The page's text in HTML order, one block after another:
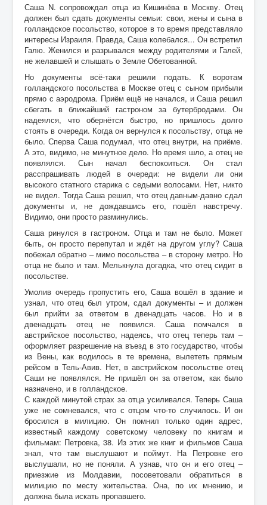
Старо-Улановичское кладбище
Местечко Колышки, старинное еврейское
кладбище
Саша N. сопровождал отца из Кишинёва в Москву. Отец
должен был сдать документы семьи: свои, жены и сына в
голландское посольство, которое в то время представляло
интересы Израиля. Правда, Саша колебался... Он встретил
Галю. Женился и разрывался между родителями и Галей,
не желавшей и слышать о Земле Обетованной.
Но документы всё-таки решили подать. К воротам
голландского посольства в Москве отец с сыном прибыли
прямо с аэродрома. Приём ещё не начался, и Саша решил
сбегать в ближайший гастроном за бутербродами. Он
надеялся, что обернётся быстро, но пришлось долго
стоять в очереди. Когда он вернулся к посольству, отца не
было. Сперва Саша подумал, что отец внутри, на приёме.
А это, видимо, не минутное дело. Но время шло, а отец не
появлялся. Сын начал беспокоиться. Он стал
расспрашивать людей в очереди: не видели ли они
высокого статного старика с седыми волосами. Нет, никто
не видел. Тогда Саша решил, что отец давным-давно сдал
документы и, не дождавшись его, пошёл навстречу.
Видимо, они просто разминулись.
Саша ринулся в гастроном. Отца и там не было. Может
быть, он просто перепутал и ждёт на другом углу? Саша
побежал обратно – мимо посольства – в сторону метро. Но
отца не было и там. Мелькнула догадка, что отец сидит в
посольстве.
Умолив очередь пропустить его, Саша вошёл в здание и
узнал, что отец был утром, сдал документы – и должен
был прийти за ответом в двенадцать часов. Но и в
двенадцать отец не появился. Саша помчался в
австрийское посольство, надеясь, что отец теперь там –
оформляет разрешение на въезд в это государство, чтобы
из Вены, как водилось в те времена, вылететь прямым
рейсом в Тель-Авив. Нет, в австрийском посольстве отец
Саши не появлялся. Не пришёл он за ответом, как было
назначено, и в голландское.
С каждой минутой страх за отца усиливался. Теперь Саша
уже не сомневался, что с отцом что-то случилось. И он
бросился в милицию. Он помнил только один адрес,
известный каждому советскому человеку по книгам и
фильмам: Петровка, 38. Из этих же книг и фильмов Саша
знал, что там выслушают и поймут. На Петровке его
выслушали, но не поняли. А узнав, что он и его отец –
приезжие из Молдавии, посоветовали обратиться в
милицию по месту жительства. Она, по их мнению, и
должна была искать пропавшего.